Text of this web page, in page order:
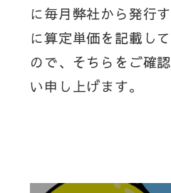
に毎月弊社から発行
に算定単価を記載し
ので、そちらをご確
い申し上げます。